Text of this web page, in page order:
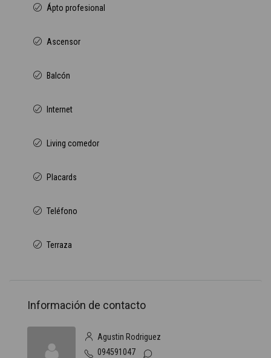
Ápto profesional
Ascensor
Balcón
Internet
Living comedor
Placards
Teléfono
Terraza
Información de contacto
Agustin Rodriguez
094591047